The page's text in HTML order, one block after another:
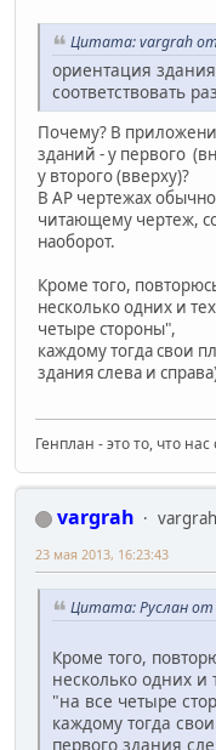
Цитата: vargrah от
ориентация
соответствовать
Почему? В
зданий - у первого
у второго (вверху)?
В АР чертежах
читающему чертеж,
наоборот.
Кроме того,
несколько одних и
четыре стороны",
каждому тогда свои
здания слева и
Генплан - это то, что
vargrah vargrah
23 мая 2013, 16:23:43
Цитата: Руслан от
Кроме того,
несколько одних
"на все четыре
каждому тогда
первого здания